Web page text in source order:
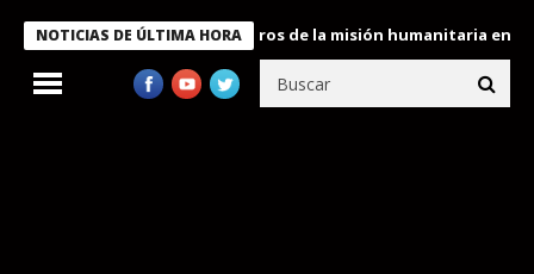
NOTICIAS DE ÚLTIMA HORA
condecora a miembros de la misión humanitaria enviada a